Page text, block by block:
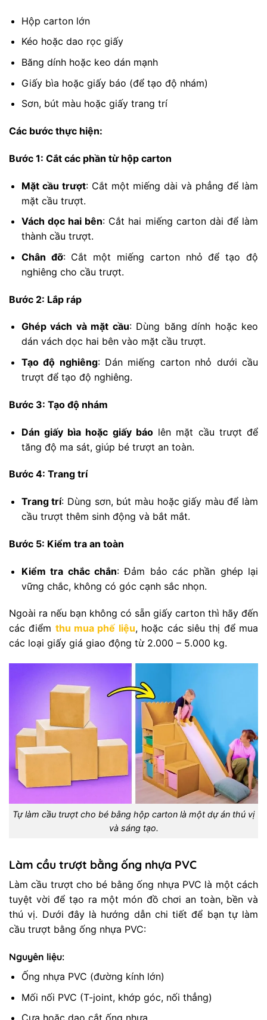
Hộp carton lớn
Kéo hoặc dao rọc giấy
Băng dính hoặc keo dán mạnh
Giấy bìa hoặc giấy báo (để tạo độ nhám)
Sơn, bút màu hoặc giấy trang trí
Các bước thực hiện:
Bước 1: Cắt các phần từ hộp carton
Mặt cầu trượt: Cắt một miếng dài và phẳng để làm
mặt cầu trượt.
Vách dọc hai bên: Cắt hai miếng carton dài để làm
thành cầu trượt.
Chân đỡ: Cắt một miếng carton nhỏ để tạo độ
nghiêng cho cầu trượt.
Bước 2: Lắp ráp
Ghép vách và mặt cầu: Dùng băng dính hoặc keo
dán vách dọc hai bên vào mặt cầu trượt.
Tạo độ nghiêng: Dán miếng carton nhỏ dưới cầu
trượt để tạo độ nghiêng.
Bước 3: Tạo độ nhám
Dán giấy bìa hoặc giấy báolên mặt cầu trượt để
tăng độ ma sát, giúp bé trượt an toàn.
Bước 4: Trang trí
Trang trí: Dùng sơn, bút màu hoặc giấy màu để làm
cầu trượt thêm sinh động và bắt mắt.
Bước 5: Kiểm tra an toàn
Kiểm tra chắc chắn: Đảm bảo các phần ghép lại
vững chắc, không có góc cạnh sắc nhọn.
Ngoài ra nếu bạn không có sẵn giấy carton thì hãy đến
các điểm thu mua phế liệu, hoặc các siêu thị để mua
các loại giấy giá giao động từ 2.000 – 5.000 kg.
Tự làm cầu trượt cho bé bằng hộp carton là một dự án thú vị
và sáng tạo.
Làm cầu trượt bằng ống nhựa PVC
Làm cầu trượt cho bé bằng ống nhựa PVC là một cách
tuyệt vời để tạo ra một món đồ chơi an toàn, bền và
thú vị. Dưới đây là hướng dẫn chi tiết để bạn tự làm
cầu trượt bằng ống nhựa PVC:
Nguyên liệu:
Ống nhựa PVC (đường kính lớn)
Mối nối PVC (T-joint, khớp góc, nối thẳng)